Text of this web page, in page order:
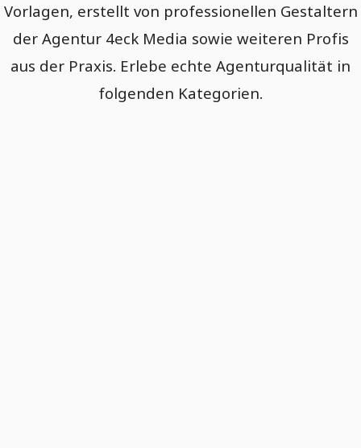
Vorlagen, erstellt von professionellen Gestaltern
der Agentur 4eck Media sowie weiteren Profis
aus der Praxis. Erlebe echte Agenturqualität in
folgenden Kategorien.